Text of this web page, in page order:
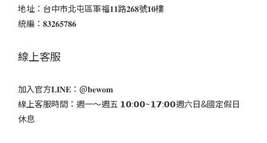
地址：台中市北屯區軍福𝟏𝟏路𝟐𝟔𝟖號𝟏𝟎樓
統編：𝟖𝟑𝟐𝟔𝟓𝟕𝟖𝟔
線上客服
加入官方𝐋𝐈𝐍𝐄：@𝐛𝐞𝐰𝐨𝐦
線上客服時間：週一～週五 𝟭𝟬:𝟬𝟬~𝟭𝟳:𝟬𝟬週六日&國定假日
休息